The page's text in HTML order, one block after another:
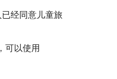
经同意儿童旅
可以使用